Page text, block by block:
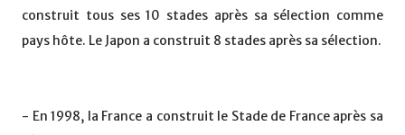
construit tous ses 10 stades après sa sélection comme
pays hôte. Le Japon a construit 8 stades après sa sélection.
- En 1998, la France a construit le Stade de France après sa